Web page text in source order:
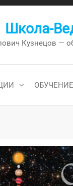
Школа-
Кузнецов —
ОБУЧЕНИЕ